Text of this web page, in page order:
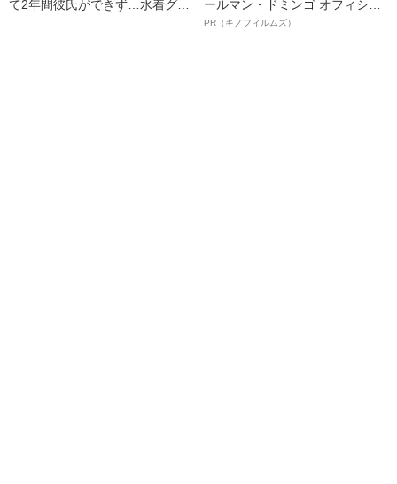
て2年間彼氏ができず…水着グラ
ールマン・ドミンゴ オフィシャ
ルインタビュー“観客を魅了した
PR（キノフィルムズ）